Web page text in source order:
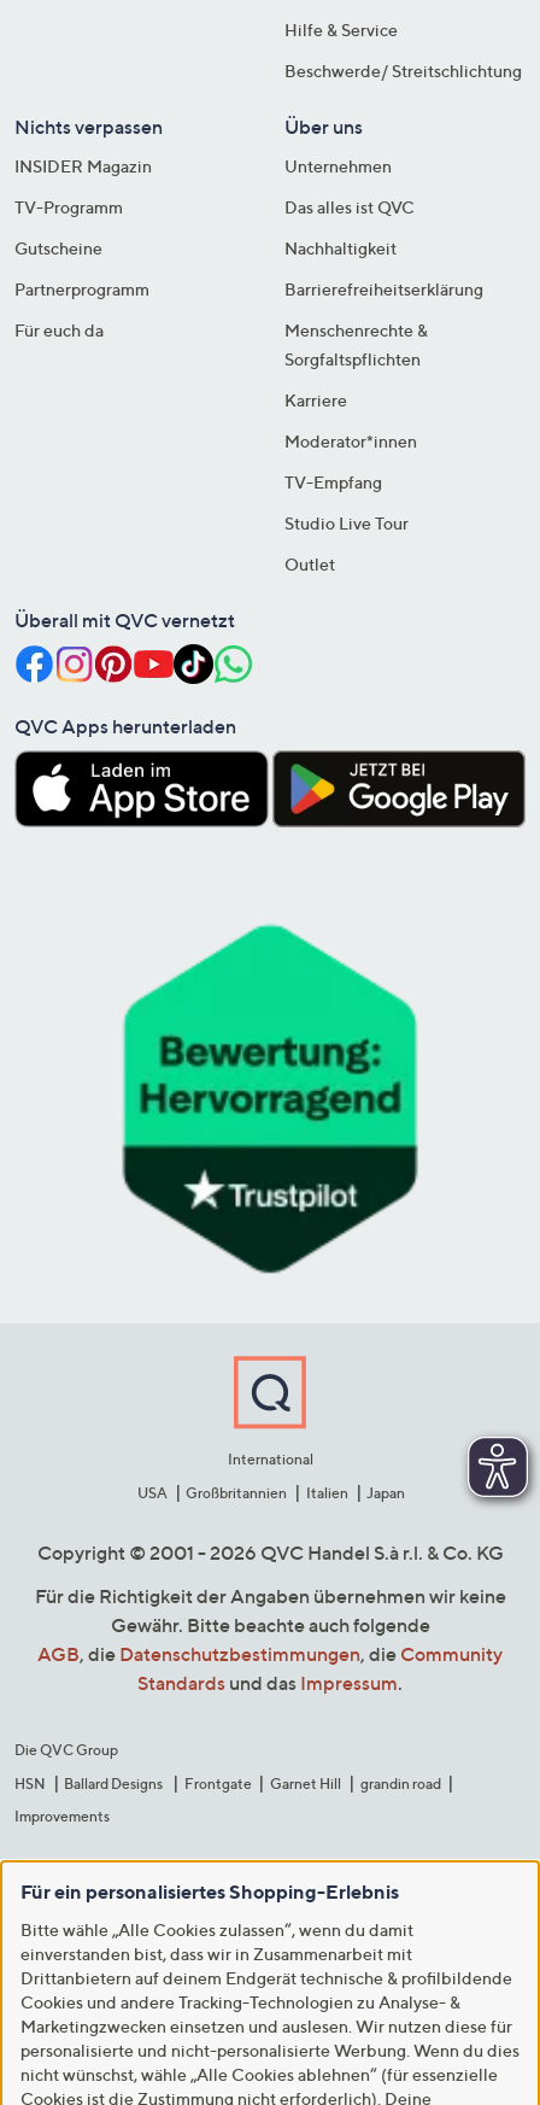
Hilfe & Service
Beschwerde/ Streitschlichtung
Nichts verpassen
INSIDER Magazin
TV-Programm
Gutscheine
Partnerprogramm
Für euch da
Über uns
Unternehmen
Das alles ist QVC
Nachhaltigkeit
Barrierefreiheitserklärung
Menschenrechte &
Sorgfaltspflichten
Karriere
Moderator*innen
TV-Empfang
Studio Live Tour
Outlet
Überall mit QVC vernetzt
QVC Apps herunterladen
International
USA
Großbritannien Italien Japan
Copyright © 2001 - 2026 QVC Handel S.à r.l. & Co. KG
Für die Richtigkeit der Angaben übernehmen wir keine
Gewähr. Bitte beachte auch folgende
AGB, die Datenschutzbestimmungen, die Community
Standards und das Impressum.
Die QVC Group
HSN
Ballard Designs Frontgate Garnet Hill
grandin road
Improvements
Für ein personalisiertes Shopping-Erlebnis
Bitte wähle „Alle Cookies zulassen“, wenn du damit
einverstanden bist, dass wir in Zusammenarbeit mit
Drittanbietern auf deinem Endgerät technische & profilbildende
Cookies und andere Tracking-Technologien zu Analyse- &
Marketingzwecken einsetzen und auslesen. Wir nutzen diese für
personalisierte und nicht-personalisierte Werbung. Wenn du dies
nicht wünschst, wähle „Alle Cookies ablehnen“ (für essenzielle
Cookies ist die Zustimmung nicht erforderlich). Deine